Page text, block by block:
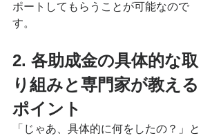
ポートしてもらうことが可能なので
す。
2. 各助成金の具体的な取
り組みと専門家が教える
ポイント
「じゃあ、具体的に何をしたの？」と